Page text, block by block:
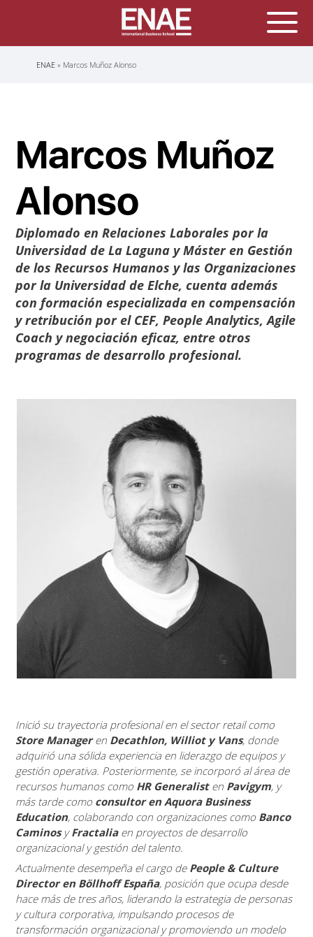
Sobrescribir
ENAE Marcos Muñoz Alonso
Marcos Muñoz
Alonso
Diplomado en Relaciones Laborales por la
Universidad de La Laguna y Máster en Gestión
de los Recursos Humanos y las Organizaciones
por la Universidad de Elche, cuenta además
con formación especializada en compensación
y retribución por el CEF, People Analytics, Agile
Coach y negociación eficaz, entre otros
programas de desarrollo profesional.
Inició su trayectoria profesional en el sector retail como
Store Manageren Decathlon, Williot y Vans, donde
adquirió una sólida experiencia en liderazgo de equipos y
gestión operativa. Posteriormente, se incorporó al área de
recursos humanos como HR Generalisten Pavigym, y
más tarde como consultor en Aquora Business
Education, colaborando con organizaciones como Banco
CaminosyFractaliaen proyectos de desarrollo
organizacional y gestión del talento.
Actualmente desempeña el cargo de People & Culture
Director en Böllhoff España, posición que ocupa desde
hace más de tres años, liderando la estrategia de personas
y cultura corporativa, impulsando procesos de
transformación organizacional y promoviendo un modelo